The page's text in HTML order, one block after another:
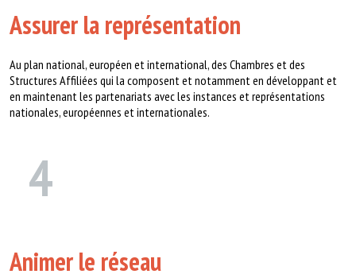
Assurer la représentation
Au plan national, européen et international, des Chambres et des
Structures Affiliées qui la composent et notamment en développant et
en maintenant les partenariats avec les instances et représentations
nationales, européennes et internationales.
4
Animer le réseau